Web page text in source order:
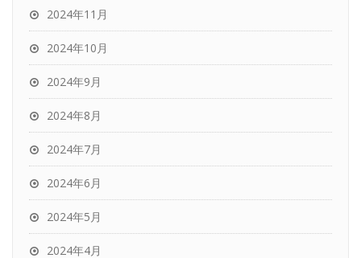
2024年11月
2024年10月
2024年9月
2024年8月
2024年7月
2024年6月
2024年5月
2024年4月